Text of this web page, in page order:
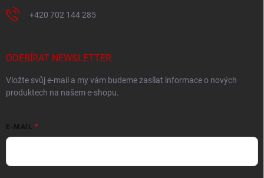
+420 702 144 285
ODEBÍRAT NEWSLETTER
Vložte svůj e-mail a my vám budeme zasílat informace o nových
produktech na našem e-shopu.
E-MAIL